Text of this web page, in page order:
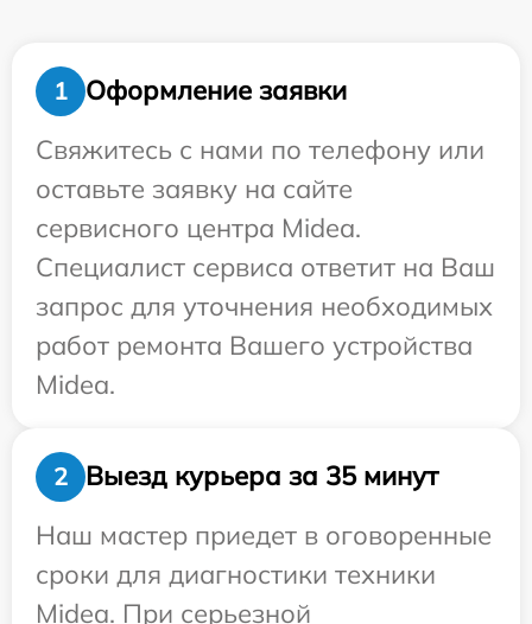
1
Оформление заявки
Свяжитесь с нами по телефону или
оставьте заявку на сайте
сервисного центра Midea.
Специалист сервиса ответит на Ваш
запрос для уточнения необходимых
работ ремонта Вашего устройства
Midea.
2
Выезд курьера за 35 минут
Наш мастер приедет в оговоренные
сроки для диагностики техники
Midea. При серьезной